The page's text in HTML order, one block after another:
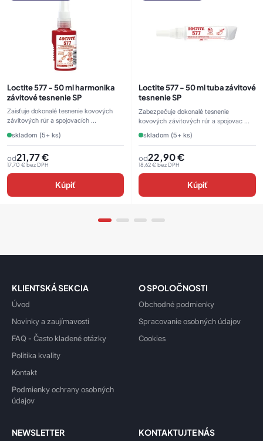
Loctite 577 - 50 ml harmonika
závitové tesnenie SP
Zaisťuje dokonalé tesnenie kovových
závitových rúr a spojovacích ...
skladom (5+ ks)
od21,77€
17,70 € bez DPH
Kúpiť
Loctite 577 - 50 ml tuba závitové
tesnenie SP
Zabezpečuje dokonalé tesnenie
kovových závitových rúr a spojovac ...
skladom (5+ ks)
od22,90€
18,62€bez DPH
Kúpiť
KLIENTSKÁ SEKCIA
Úvod
Novinky a zaujímavosti
FAQ - Často kladené otázky
Politika kvality
Kontakt
Podmienky ochrany osobných
údajov
O SPOLOČNOSTI
Obchodné podmienky
Spracovanie osobných údajov
Cookies
NEWSLETTER KONTAKTUJTE NÁS